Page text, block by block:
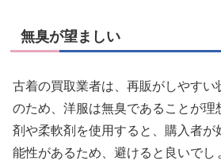
無臭が望ましい
古着の買取業者は、再販がしやすい
のため、洋服は無臭であることが理
剤や柔軟剤を使用すると、購入者が
能性があるため、避けると良いでし